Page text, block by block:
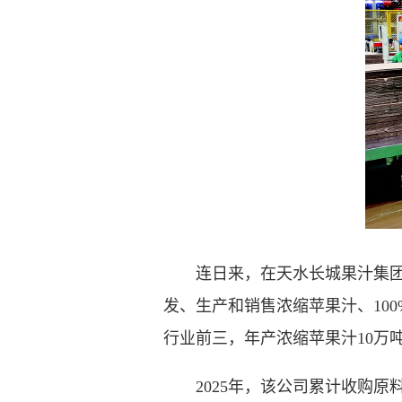
连日来，在天水长城果汁集团
发、生产和销售浓缩苹果汁、
行业前三，年产浓缩苹果汁10万
2025年，该公司累计收购原料